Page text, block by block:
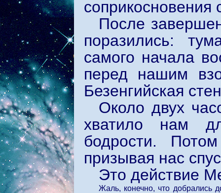
соприкосновения
После
поразились:
самого начала
перед нашим
Безенгийская
Около двух
хватило нам
бодрости.
призывая нас
Это действие
Жаль, конечно, что добрались